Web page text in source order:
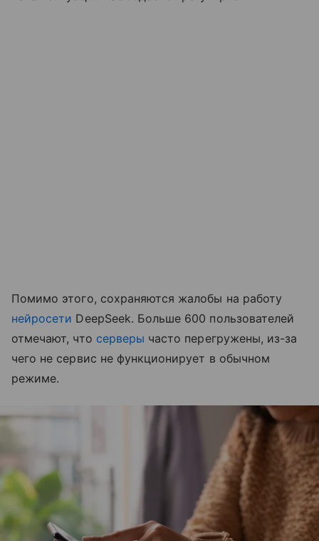
Помимо этого, сохраняются жалобы на работу
нейросети DeepSeek. Больше 600 пользователей
отмечают, что серверы часто перегружены, из-за
чего не сервис не функционирует в обычном
режиме.